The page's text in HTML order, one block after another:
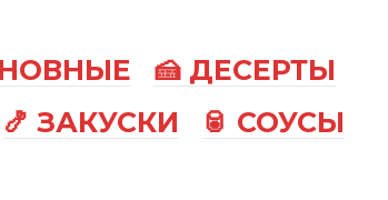
🍰 ДЕСЕРТЫ
🍤 ЗАКУСКИ
🥫 СОУСЫ